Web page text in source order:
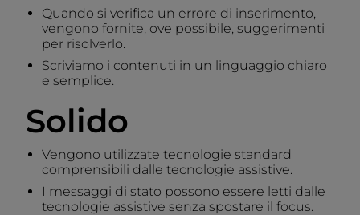
Quando si verifica un errore di inserimento,
vengono fornite, ove possibile, suggerimenti
per risolverlo.
Scriviamo i contenuti in un linguaggio chiaro
e semplice.
Solido
Vengono utilizzate tecnologie standard
comprensibili dalle tecnologie assistive.
I messaggi di stato possono essere letti dalle
tecnologie assistive senza spostare il focus.